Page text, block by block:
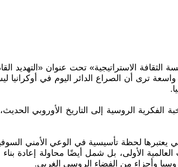
الروسي موديست كوليروف يوم 9 أيار/مايو 2026 على موقع «مؤسسة الثقافة الاستراتيجية» تحت
واسعة ترى أن الصراع الدائر اليوم في
الفكرية الروسية إلى التاريخ الأوروبي
خضم الحرب الأهلية الروسية، التي يعتبرها لحظة تأسيسية في الوعي
الأولى، بل شمل أيضًا محاولة إعادة بناء
وأجزاء من الفضاء الروسي الغربي.